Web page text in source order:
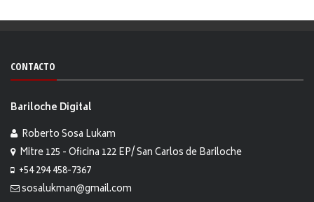
CONTACTO
Bariloche Digital
Roberto Sosa Lukam
Mitre 125 - Oficina 122 EP/ San Carlos de Bariloche
+54 294 458-7367
sosalukman@gmail.com